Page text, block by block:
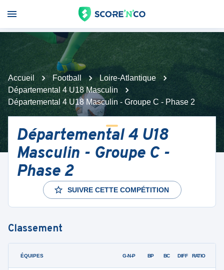
Accueil Football
Loire-Atlantique
Départemental 4 U18 Masculin
Départemental 4 U18 Masculin - Groupe C - Phase 2
Départemental 4 U18
Masculin - Groupe C -
Phase 2
SUIVRE CETTE COMPÉTITION
Classement
ÉQUIPES G-N-P BP BC DIFF RATIO